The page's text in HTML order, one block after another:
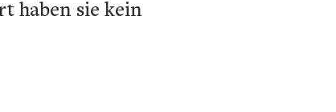
haben sie kein